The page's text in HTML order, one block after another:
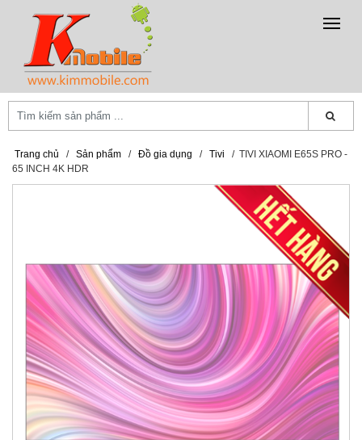
Trang chủ / Sản phẩm / Đồ gia dụng / Tivi / TIVI XIAOMI E65S PRO -
65 INCH 4K HDR